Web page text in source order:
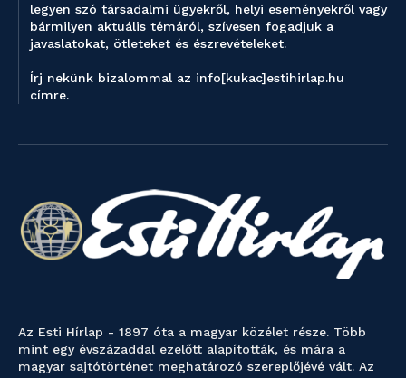
legyen szó társadalmi ügyekről, helyi eseményekről vagy
bármilyen aktuális témáról, szívesen fogadjuk a
javaslatokat, ötleteket és észrevételeket.
Írj nekünk bizalommal az info[kukac]estihirlap.hu
címre.
Az Esti Hírlap - 1897 óta a magyar közélet része. Több
mint egy évszázaddal ezelőtt alapították, és mára a
magyar sajtótörténet meghatározó szereplőjévé vált. Az